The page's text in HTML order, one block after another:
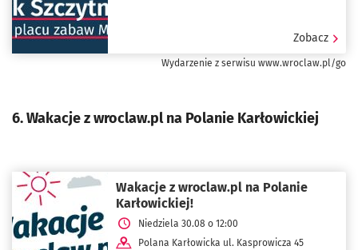
Zobacz
Wydarzenie z serwisu www.wroclaw.pl/go
6. Wakacje z wroclaw.pl na Polanie Karłowickiej
Wakacje z wroclaw.pl na Polanie
Karłowickiej!
Niedziela 30.08 o 12:00
Polana Karłowicka ul. Kasprowicza 45